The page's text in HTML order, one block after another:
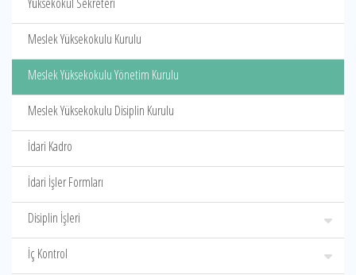
Meslek Yüksekokulu Kurulu
Meslek Yüksekokulu Yönetim Kurulu
Meslek Yüksekokulu Disiplin Kurulu
İdari Kadro
İdari İşler Formları
Disiplin İşleri
İç Kontrol